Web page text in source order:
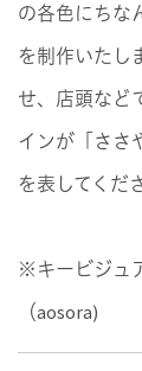
の各色にちな
を制作いたし
せ、店頭など
インが「ささ
を表してくだ
※キービジュ
（aosora)